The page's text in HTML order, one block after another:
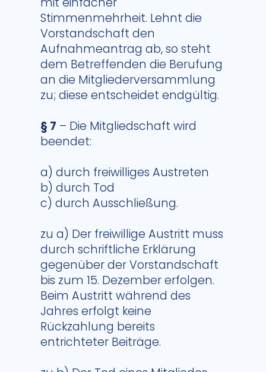
Stimmenmehrheit. Lehnt die
Vorstandschaft den
Aufnahmeantrag ab, so steht
dem Betreffenden die Berufung
an die Mitgliederversammlung
zu; diese entscheidet endgültig.
§ 7 – Die Mitgliedschaft wird
beendet:
a) durch freiwilliges Austreten
b) durch Tod
c) durch Ausschließung.
zu a) Der freiwillige Austritt muss
durch schriftliche Erklärung
gegenüber der Vorstandschaft
bis zum 15. Dezember erfolgen.
Beim Austritt während des
Jahres erfolgt keine
Rückzahlung bereits
entrichteter Beiträge.